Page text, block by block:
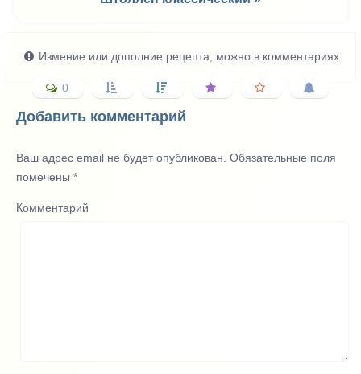
Измение или дополние рецепта, можно в комментариях
0
Добавить комментарий
Ваш адрес email не будет опубликован. Обязательные поля
помечены *
Комментарий